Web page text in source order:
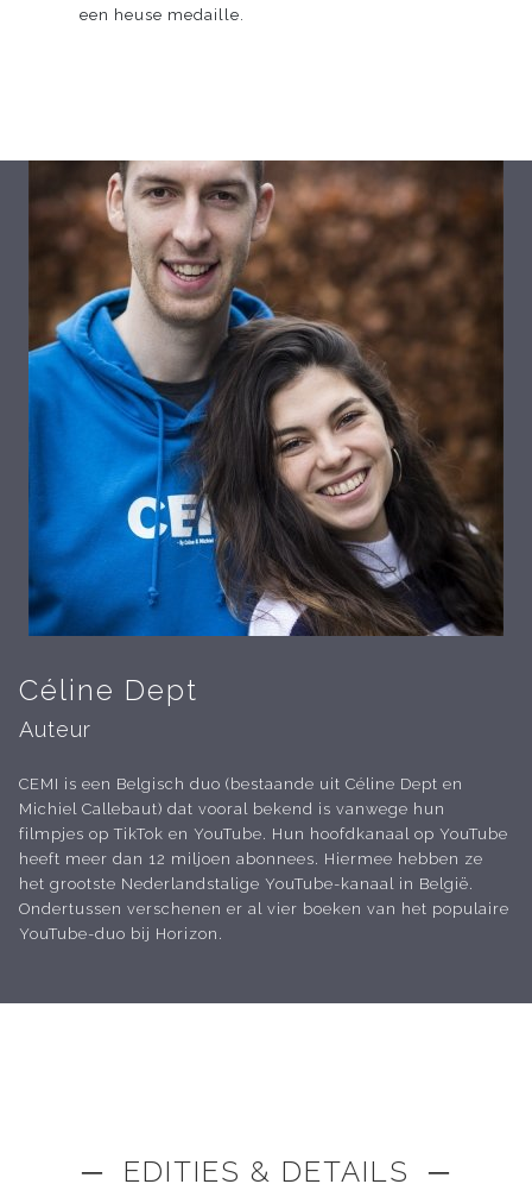
een heuse medaille.
Céline Dept
Auteur
CEMI is een Belgisch duo (bestaande uit Céline Dept en
Michiel Callebaut) dat vooral bekend is vanwege hun
filmpjes op TikTok en YouTube. Hun hoofdkanaal op YouTube
heeft meer dan 12 miljoen abonnees. Hiermee hebben ze
het grootste Nederlandstalige YouTube-kanaal in België.
Ondertussen verschenen er al vier boeken van het populaire
YouTube-duo bij Horizon.
─ EDITIES & DETAILS ─